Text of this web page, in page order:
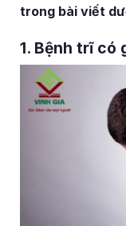
trong bài viết
1. Bệnh trĩ có